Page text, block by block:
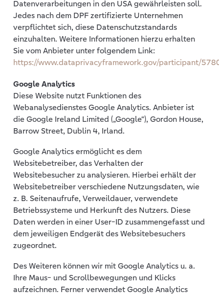
Datenverarbeitungen in den USA gewährleisten soll.
Jedes nach dem DPF zertifizierte Unternehmen
verpflichtet sich, diese Datenschutzstandards
einzuhalten. Weitere Informationen hierzu erhalten
Sie vom Anbieter unter folgendem Link:
https://www.dataprivacyframework.gov/participant/
Google Analytics
Diese Website nutzt Funktionen des
Webanalysedienstes Google Analytics. Anbieter ist
die Google Ireland Limited („Google“), Gordon House,
Barrow Street, Dublin 4, Irland.
Google Analytics ermöglicht es dem
Websitebetreiber, das Verhalten der
Websitebesucher zu analysieren. Hierbei erhält der
Websitebetreiber verschiedene Nutzungsdaten, wie
z. B. Seitenaufrufe, Verweildauer, verwendete
Betriebssysteme und Herkunft des Nutzers. Diese
Daten werden in einer User-ID zusammengefasst und
dem jeweiligen Endgerät des Websitebesuchers
zugeordnet.
Des Weiteren können wir mit Google Analytics u. a.
Ihre Maus- und Scrollbewegungen und Klicks
aufzeichnen. Ferner verwendet Google Analytics